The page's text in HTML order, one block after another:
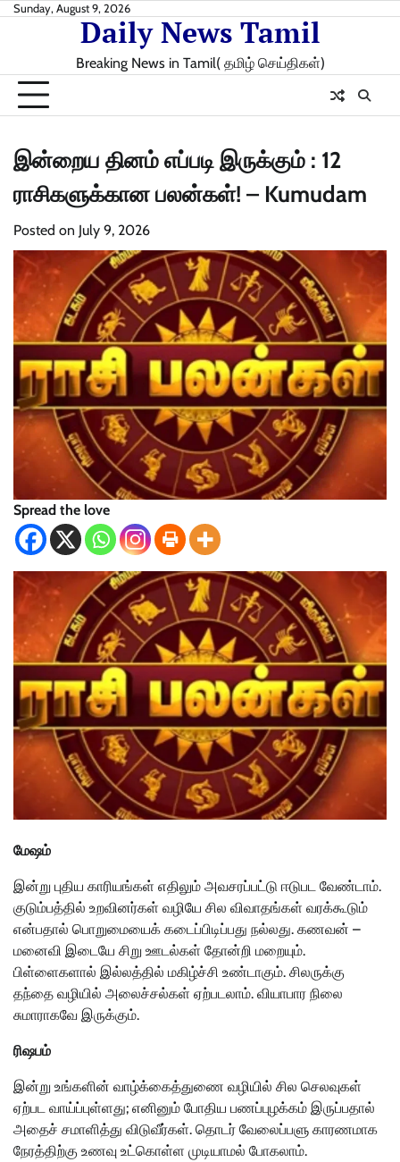
SkipSunday, August 9, 2026
Daily News Tamil
Breaking News in Tamil( தமிழ் செய்திகள்)
இன்றைய தினம் எப்படி இருக்கும் : 12
ராசிகளுக்கான பலன்கள்! – Kumudam
Posted on July 9, 2026
Spread the love
மேஷம்
இன்று புதிய காரியங்கள் எதிலும் அவசரப்பட்டு ஈடுபட வேண்டாம்.
குடும்பத்தில் உறவினர்கள் வழியே சில விவாதங்கள் வரக்கூடும்
என்பதால் பொறுமையைக் கடைப்பிடிப்பது நல்லது. கணவன் –
மனைவி இடையே சிறு ஊடல்கள் தோன்றி மறையும்.
பிள்ளைகளால் இல்லத்தில் மகிழ்ச்சி உண்டாகும். சிலருக்கு
தந்தை வழியில் அலைச்சல்கள் ஏற்படலாம். வியாபார நிலை
சுமாராகவே இருக்கும்.
ரிஷபம்
இன்று உங்களின் வாழ்க்கைத்துணை வழியில் சில செலவுகள்
ஏற்பட வாய்ப்புள்ளது; எனினும் போதிய பணப்புழக்கம் இருப்பதால்
அதைச் சமாளித்து விடுவீர்கள். தொடர் வேலைப்பளு காரணமாக
நேரத்திற்கு உணவு உட்கொள்ள முடியாமல் போகலாம்.